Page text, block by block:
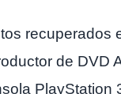
de DVD
PlayStation